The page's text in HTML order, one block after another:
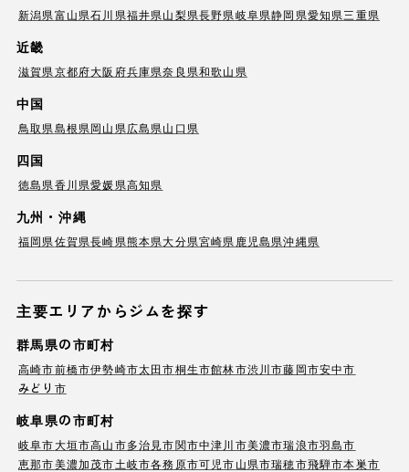
新潟県富山県石川県福井県山梨県長野県岐阜県静岡県愛知県三重県
近畿
滋賀県京都府大阪府兵庫県奈良県和歌山県
中国
鳥取県島根県岡山県広島県山口県
四国
徳島県香川県愛媛県高知県
九州・沖縄
福岡県佐賀県長崎県熊本県大分県宮崎県 鹿児島県沖縄県
主要エリアからジムを探す
群馬県の市町村
高崎市前橋市伊勢崎市太田市桐生市館林市渋川市藤岡市安中市
みどり市
岐阜県の市町村
岐阜市大垣市高山市多治見市関市中津川市美濃市瑞浪市羽島市
恵那市美濃加茂市土岐市各務原市可児市山県市瑞穂市飛騨市本巣市